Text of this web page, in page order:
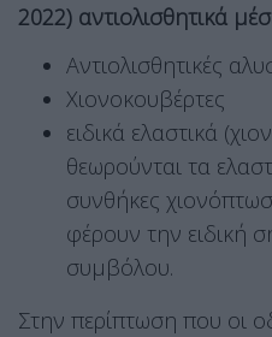
2022) αντιολισθητικά
Αντιολισθητικές
Χιονοκουβέρτες
ειδικά ελαστικά
θεωρούνται τα
συνθήκες
φέρουν την ειδική
συμβόλου.
Στην περίπτωση που οι